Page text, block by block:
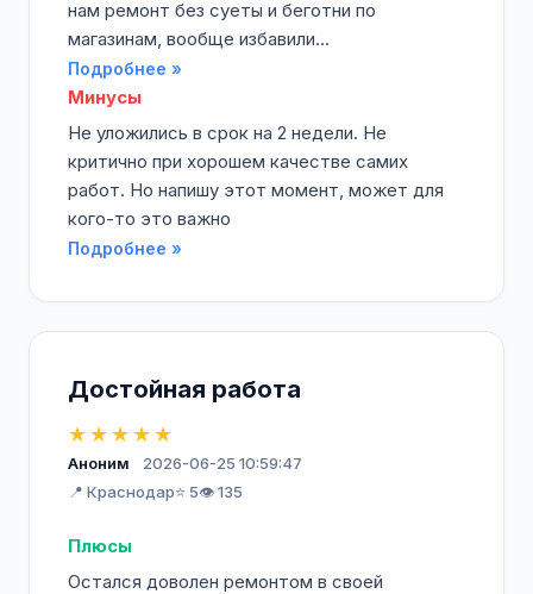
нам ремонт без суеты и беготни по
магазинам, вообще избавили...
Подробнее »
Минусы
Не уложились в срок на 2 недели. Не
критично при хорошем качестве самих
работ. Но напишу этот момент, может для
кого-то это важно
Подробнее »
Достойная работа
★★★★★
Аноним
2026-06-25 10:59:47
📍 Краснодар⭐ 5👁️ 135
Плюсы
Остался доволен ремонтом в своей